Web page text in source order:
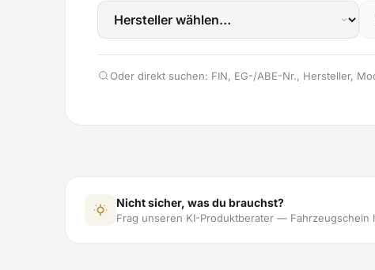
Oder direkt suchen: FIN, EG-/ABE-Nr., Hersteller,
Nicht sicher, was du brauchst?
Frag unseren KI-Produktberater —